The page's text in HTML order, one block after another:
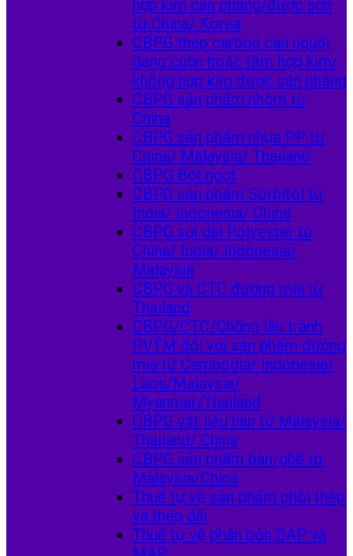
hợp kim cán phẳng/được sơn
từ China/ Korea
CBPG thép carbon cán nguội
dạng cuộn hoặc tấm hợp kim/
không hợp kim được cán phẳng
CBPG sản phẩm nhôm từ
China
CBPG sản phẩm nhựa PP từ
China/ Malaysia/ Thailand
CBPG Bột ngọt
CBPG sản phẩm Sorbitol từ
India/ Indonesia/ China
CBPG sợi dài Polyester từ
China/ India/ Indonesia/
Malaysia
CBPG và CTC đường mía từ
Thailand
CBPG/CTC/Chống lẫn tránh
PVTM đối với sản phẩm đường
mía từ Cambodia/ Indonesia/
Laos/Malaysia/
Myanmar/Thailand
CBPG vật liệu hàn từ Malaysia/
Thailand/ China
CBPG sản phẩm bàn/ghế từ
Malaysia/China
Thuế tự vệ sản phẩm phôi thép
và thép dài
Thuế tự vệ phân bón DAP và